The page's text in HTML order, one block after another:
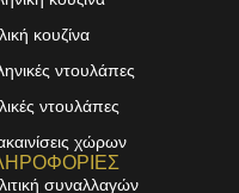
κουζίνα
ντουλάπες
ντουλάπες
χώρων
συναλλαγών